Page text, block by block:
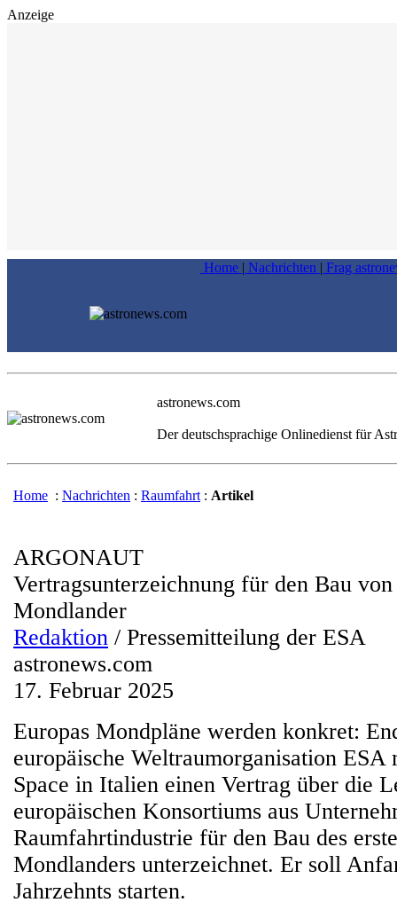
Anzeige
Home | Nachrichten | Frag
astronews.com
Der deutschsprachige Onlinedienst für
Home : Nachrichten : Raumfahrt : Artikel
ARGONAUT
Vertragsunterzeichnung für den Bau
Mondlander
Redaktion / Pressemitteilung der ESA
astronews.com
17. Februar 2025
Europas Mondpläne werden konkret:
europäische Weltraumorganisation
Space in Italien einen Vertrag über die
europäischen Konsortiums aus
Raumfahrtindustrie für den Bau des
Mondlanders unterzeichnet. Er soll
Jahrzehnts starten.